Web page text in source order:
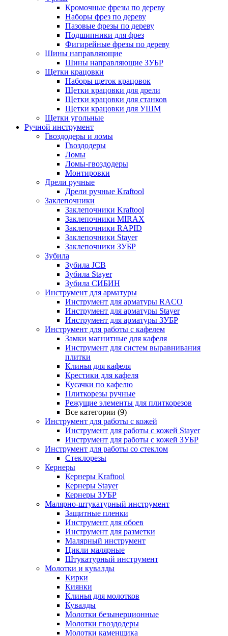
Кромочные фрезы по дереву
Наборы фрез по дереву
Пазовые фрезы по дереву
Подшипники для фрез
Фигирейные фрезы по дереву
Шины направляющие
Шины направляющие ЗУБР
Щетки крацовки
Наборы щеток крацовок
Щетки крацовки для дрели
Щетки крацовки для станков
Щетки крацовки для УШМ
Щетки угольные
Ручной инструмент
Гвоздодеры и ломы
Гвоздодеры
Ломы
Ломы-гвоздодеры
Монтировки
Дрели ручные
Дрели ручные Kraftool
Заклепочники
Заклепочники Kraftool
Заклепочники MIRAX
Заклепочники RAPID
Заклепочники Stayer
Заклепочники ЗУБР
Зубила
Зубила JCB
Зубила Stayer
Зубила СИБИН
Инструмент для арматуры
Инструмент для арматуры RACO
Инструмент для арматуры Stayer
Инструмент для арматуры ЗУБР
Инструмент для работы с кафелем
Замки магнитные для кафеля
Инструмент для систем выравнивания
плитки
Клинья для кафеля
Крестики для кафеля
Кусачки по кафелю
Плиткорезы ручные
Режущие элементы для плиткорезов
Все категории (9)
Инструмент для работы с кожей
Инструмент для работы с кожей Stayer
Инструмент для работы с кожей ЗУБР
Инструмент для работы со стеклом
Стеклорезы
Кернеры
Кернеры Kraftool
Кернеры Stayer
Кернеры ЗУБР
Малярно-штукатурный инструмент
Защитные пленки
Инструмент для обоев
Инструмент для разметки
Малярный инструмент
Цикли малярные
Штукатурный инструмент
Молотки и кувалды
Кирки
Киянки
Клинья для молотков
Кувалды
Молотки безынерционные
Молотки гвоздодеры
Молотки каменщика